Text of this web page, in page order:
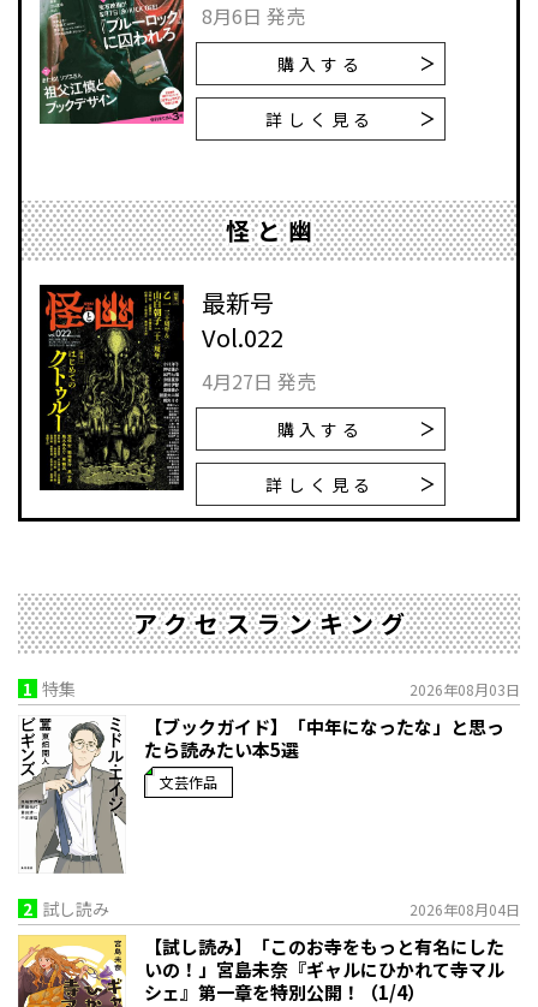
8月6日 発売
購入する
詳しく見る
怪と幽
最新号
Vol.022
4月27日 発売
購入する
詳しく見る
アクセスランキング
1 特集 2026年08月03日
【ブックガイド】「中年になったな」と思っ
たら読みたい本5選
文芸作品
2 試し読み 2026年08月04日
【試し読み】「このお寺をもっと有名にした
いの！」宮島未奈『ギャルにひかれて寺マル
シェ』第一章を特別公開！（1/4）